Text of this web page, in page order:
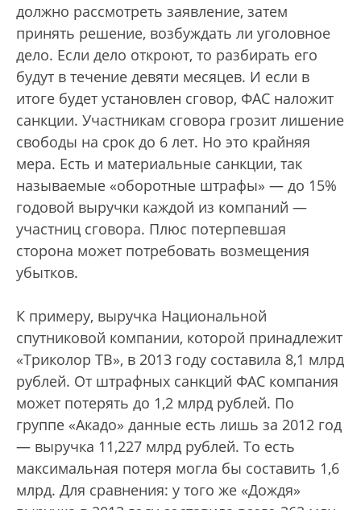
должно рассмотреть заявление, затем
принять решение, возбуждать ли уголовное
дело. Если дело откроют, то разбирать его
будут в течение девяти месяцев. И если в
итоге будет установлен сговор, ФАС наложит
санкции. Участникам сговора грозит лишение
свободы на срок до 6 лет. Но это крайняя
мера. Есть и материальные санкции, так
называемые «оборотные штрафы» — до 15%
годовой выручки каждой из компаний —
участниц сговора. Плюс потерпевшая
сторона может потребовать возмещения
убытков.
К примеру, выручка Национальной
спутниковой компании, которой принадлежит
«Триколор ТВ», в 2013 году составила 8,1 млрд
рублей. От штрафных санкций ФАС компания
может потерять до 1,2 млрд рублей. По
группе «Акадо» данные есть лишь за 2012 год
— выручка 11,227 млрд рублей. То есть
максимальная потеря могла бы составить 1,6
млрд. Для сравнения: у того же «Дождя»